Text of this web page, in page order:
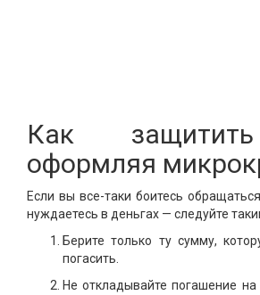
Как
оформляя
Если вы все-таки боитесь
нуждаетесь в деньгах — следуйте
Берите только ту сумму,
погасить.
Не откладывайте погашение